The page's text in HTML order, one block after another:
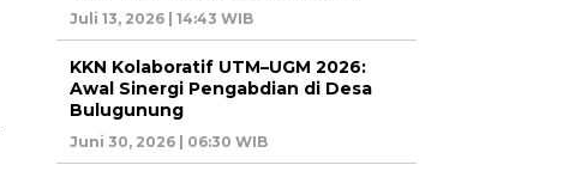
Juli 13, 2026 | 14:43 WIB
KKN Kolaboratif UTM–UGM 2026:
Awal Sinergi Pengabdian di Desa
Bulugunung
Juni 30, 2026 | 06:30 WIB